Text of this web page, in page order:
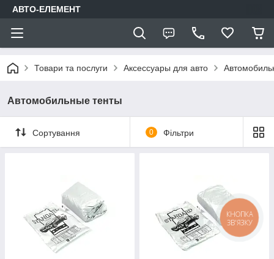
АВТО-ЕЛЕМЕНТ
Товари та послуги Аксессуары для авто
Автомобильные тенты
Сортування 0 Фільтри
КНОПКА
ЗВ'ЯЗКУ